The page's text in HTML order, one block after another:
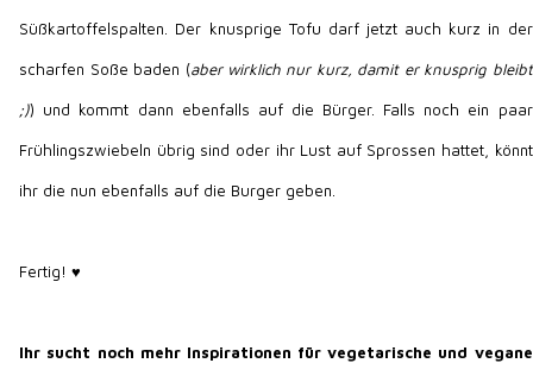
Süßkartoffelspalten. Der knusprige Tofu darf jetzt auch kurz in der
scharfen Soße baden (aber wirklich nur kurz, damit er knusprig bleibt
;)) und kommt dann ebenfalls auf die Bürger. Falls noch ein paar
Frühlingszwiebeln übrig sind oder ihr Lust auf Sprossen hattet, könnt
ihr die nun ebenfalls auf die Burger geben.
Fertig! ♥
Ihr sucht noch mehr Inspirationen für vegetarische und vegane